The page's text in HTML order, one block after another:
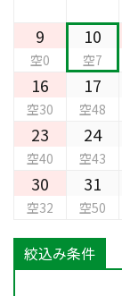
9
空0
10
空7
16
空30
17
空48
23
空40
24
空43
30
空32
31
空50
絞込み条件